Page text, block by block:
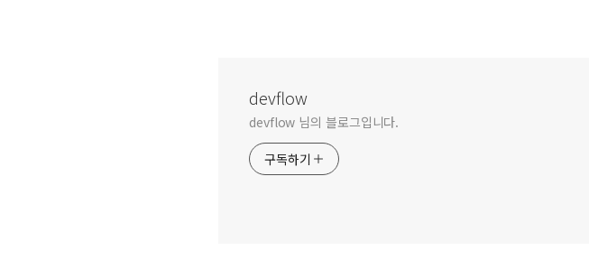
devflow
devflow 님의 블로그입니다.
구독하기